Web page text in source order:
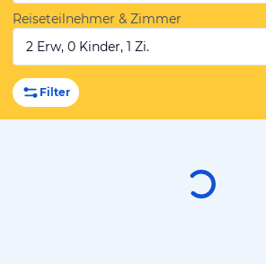
Reiseteilnehmer & Zimmer
2 Erw, 0 Kinder, 1 Zi.
Filter